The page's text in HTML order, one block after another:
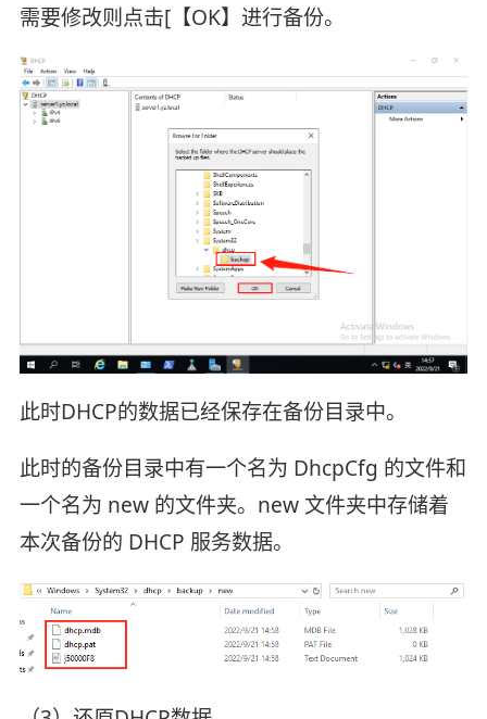
需要修改则点击[【OK】进行备份。
此时DHCP的数据已经保存在备份目录中。
此时的备份目录中有一个名为 DhcpCfg 的文件和
一个名为 new 的文件夹。new 文件夹中存储着
本次备份的 DHCP 服务数据。